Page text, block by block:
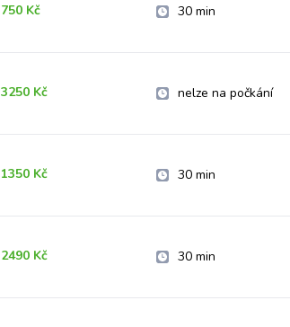
750 Kč 30 min
3250 Kč nelze na počkání
1350 Kč 30 min
2490 Kč 30 min